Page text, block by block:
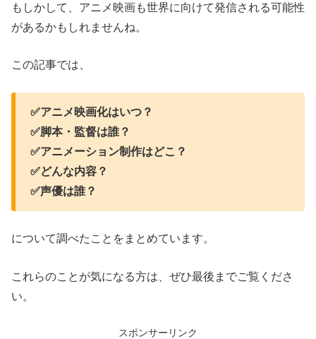
もしかして、アニメ映画も世界に向けて発信される可能性
があるかもしれませんね。
この記事では、
✅アニメ映画化はいつ？
✅脚本・監督は誰？
✅アニメーション制作はどこ？
✅どんな内容？
✅声優は誰？
について調べたことをまとめています。
これらのことが気になる方は、ぜひ最後までご覧くださ
い。
スポンサーリンク